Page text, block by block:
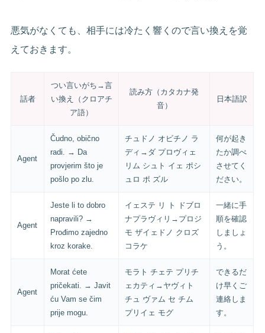
悪気がなくても、相手には冷たく響くので言い換えを覚
えておきます。
話者
つい言いがち→言
い換え（クロアチ
ア語）
読み方（カタカナ発
音）
日本語訳
Agent
Čudno, obično
radi. → Da
provjerim što je
pošlo po zlu.
チュドノ オビチノ ラ
ディ→ダ プロヴィェ
リム シュト イェ ポシ
ュロ ポ ズル
何が起き
たか調べ
させてく
ださい。
Agent
Jeste li to dobro
napravili? →
Prođimo zajedno
kroz korake.
イェステ リ ト ドブロ
ナプラヴィリ→プロジ
モ ザイェドノ クロズ
コラケ
一緒に手
順を確認
しましょ
う。
Agent
Morat ćete
pričekati. → Javit
ću Vam se čim
prije mogu.
モラト チェテ プリチ
ェカティ→ヤヴィト
チュ ヴァム セ チム
プリイェ モグ
できるだ
け早くご
連絡しま
す。